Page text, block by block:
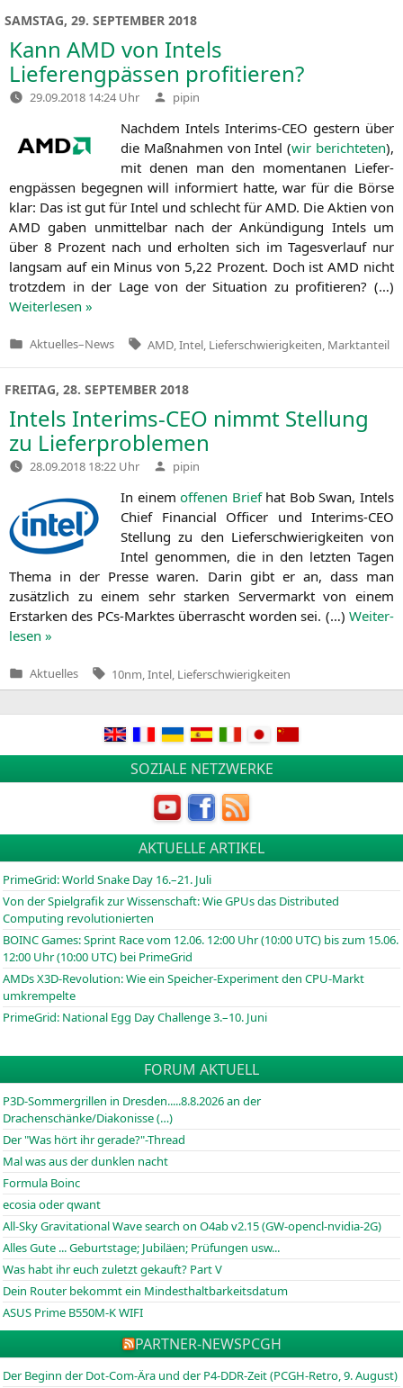
SAMSTAG, 29. SEPTEMBER 2018
Kann AMD von Intels
Lieferengpässen profitieren?
29.09.2018 14:24 Uhr Verfasst
von
pipin
Nach­dem Intels Inte­rims-CEO gestern über
die Maß­nah­men von Intel (wir berich­te­ten),
mit denen man den momen­ta­nen Lie­fer­
eng­päs­sen begeg­nen will infor­miert hat­te, war für die Bör­se
klar: Das ist gut für Intel und schlecht für AMD. Die Akti­en von
AMD gaben unmit­tel­bar nach der Ankün­di­gung Intels um
über 8 Pro­zent nach und erhol­ten sich im Tages­ver­lauf nur
lang­sam auf ein Minus von 5,22 Pro­zent. Doch istAMD nicht
trotz­dem in der Lage von der Situa­ti­on zu pro­fi­tie­ren? (…)
Wei­ter­le­sen »
Veröffentlicht
Aktuelles–News Tags:
AMD Intel Lieferschwierigkeiten Marktanteil
FREITAG, 28. SEPTEMBER 2018
Intels Interims-CEO nimmt Stellung
zu Lieferproblemen
28.09.2018 18:22 Uhr Verfasst
von
pipin
In einemoffe­nen Briefhat Bob Swan, Intels
Chief Finan­cial Offi­cer und Inte­rims-CEO
Stel­lung zu den Lie­fer­schwie­rig­kei­ten von
Intel genom­men, die in den letz­ten Tagen
The­ma in der Pres­se waren. Dar­in gibt er an, dass man
zusätz­lich zu einem sehr star­ken Ser­ver­markt von einem
Erstar­ken des PCs-Mark­tes über­rascht wor­den sei. (…) Wei­ter­
le­sen »
Veröffentlicht
in
Aktuelles Tags:
10nm Intel Lieferschwierigkeiten
SOZIALE NETZWERKE
AKTUELLE ARTIKEL
PrimeGrid: World Snake Day 16.–21. Juli
Von der Spielgrafik zur Wissenschaft: Wie GPUs das Distributed
Computing revolutionierten
BOINCGames: Sprint Race vom 12.06. 12:00 Uhr (10:00 UTC) bis zum 15.06.
12:00 Uhr (10:00 UTC) bei PrimeGrid
AMDs X3D-Revolution: Wie ein Speicher-Experiment den CPU-Markt
umkrempelte
PrimeGrid: National Egg Day Challenge 3.–10. Juni
FORUM AKTUELL
P3D-Sommergrillen in Dresden.....8.8.2026 an der
Drachenschänke/Diakonisse (…)
Der "Was hört ihr gerade?"-Thread
Mal was aus der dunklen nacht
Formula Boinc
ecosia oder qwant
All-Sky Gravitational Wave search on O4ab v2.15 (GW-opencl-nvidia-2G)
Alles Gute ... Geburtstage; Jubiläen; Prüfungen usw...
Was habt ihr euch zuletzt gekauft? Part V
Dein Router bekommt ein Mindesthaltbarkeitsdatum
ASUS Prime B550M-K WIFI
PARTNER-NEWSPCGH
Der Beginn der Dot-Com-Ära und der P4-DDR-Zeit (PCGH-Retro, 9. August)